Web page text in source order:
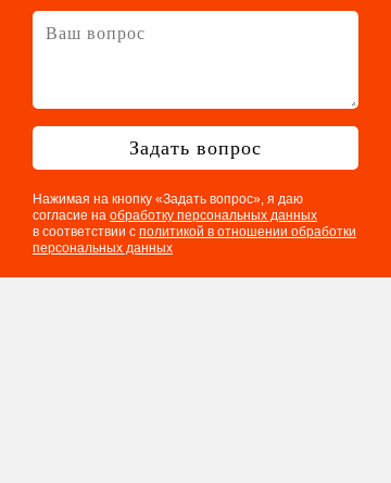
Задать вопрос
Нажимая на кнопку «Задать вопрос», я даю
согласие на обработку персональных данных
в соответствии с политикой в отношении обработки
персональных данных